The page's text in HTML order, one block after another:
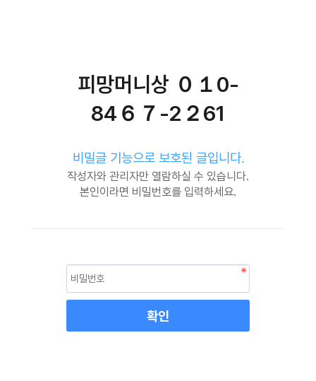
피망머니상 ０１0-
84６７-2２61
비밀글 기능으로 보호된 글입니다.
작성자와 관리자만 열람하실 수 있습니다.
본인이라면 비밀번호를 입력하세요.